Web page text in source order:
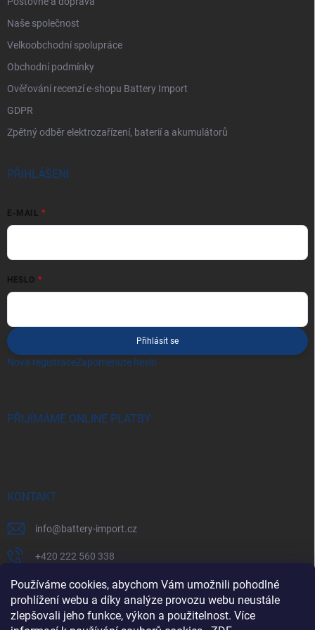
Používáme cookies, abychom Vám umožnili pohodlné
prohlížení webu a díky analýze provozu webu neustále
zlepšovali jeho funkce, výkon a použitelnost. Více
Naše společnost
Velkoobchodní spolupráce
Obchodní podmínky
Ověřování recenzí e-shopu Battery Import
GDPR
Zpětný odběr elektrozařízení, baterií a akumulátorů
PŘIHLÁŠENÍ
E-MAIL
HESLO
Přihlásit se
Nová registraceZapomenuté heslo
PŘIJÍMÁME ONLINE PLATBY
KONTAKT
info@battery-import.cz
+420 222 560 338
+420 774 969 705